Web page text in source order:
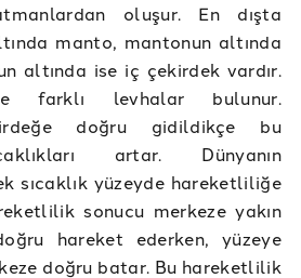
oluşur. En dışta
manto, mantonun altında
altında ise iç çekirdek vardır.
farklı levhalar bulunur.
doğru gidildikçe bu
artar. Dünyanın
sıcaklık yüzeyde hareketliliğe
sonucu merkeze yakın
hareket ederken, yüzeye
doğru batar. Bu hareketlilik